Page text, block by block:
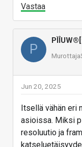
Vastaa
P
Jun 20, 2025
Itsellä vähän eri
asioissa. Miksi
resoluutio ja